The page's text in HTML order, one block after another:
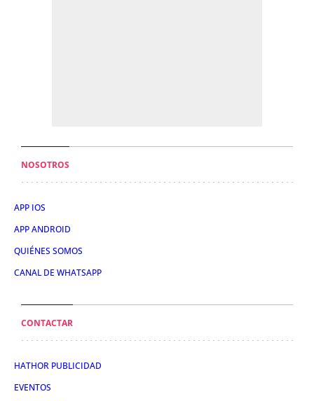
NOSOTROS
APP IOS
APP ANDROID
QUIÉNES SOMOS
CANAL DE WHATSAPP
CONTACTAR
HATHOR PUBLICIDAD
EVENTOS